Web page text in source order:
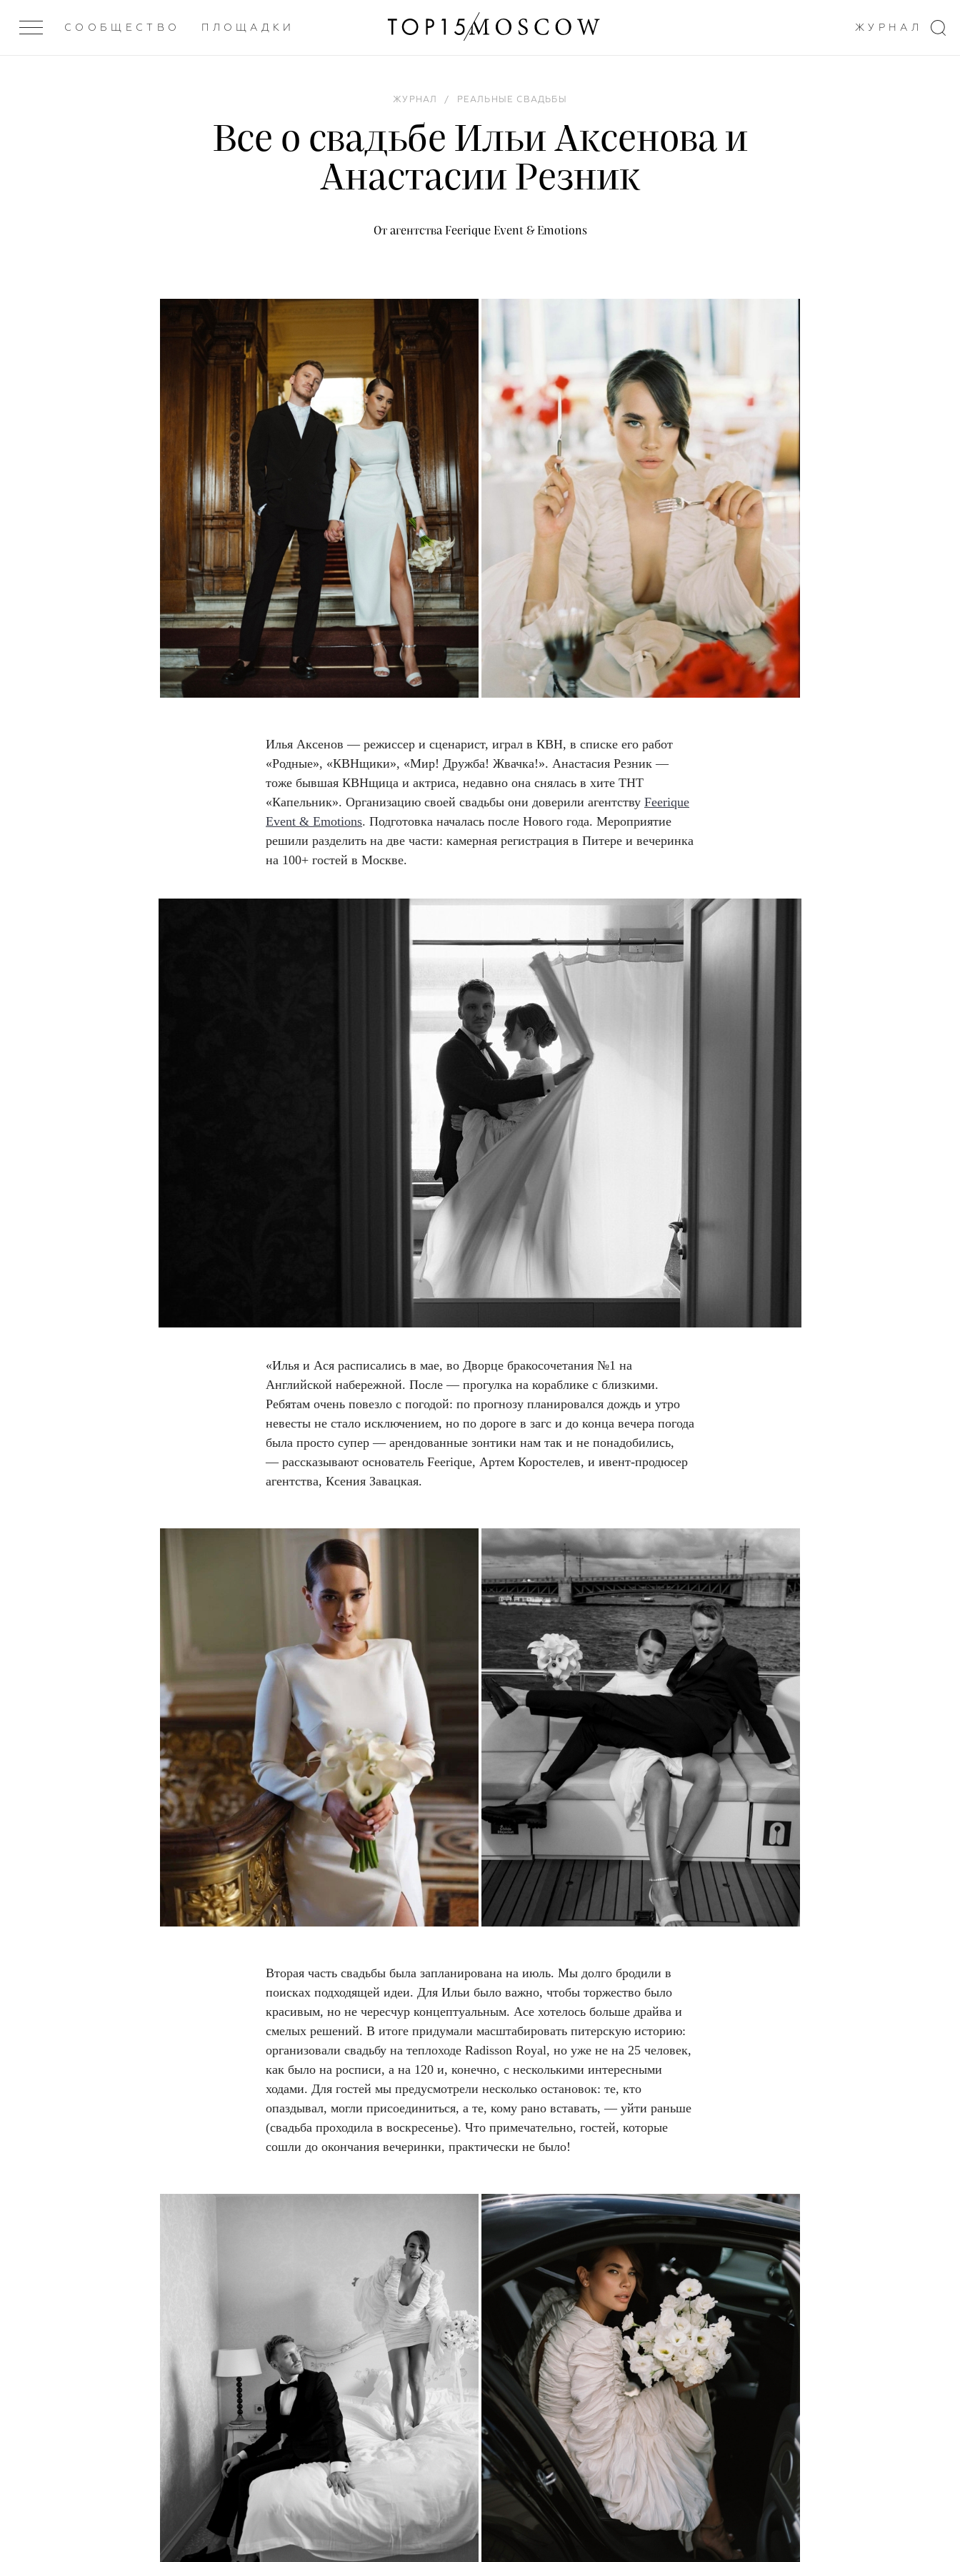
СООБЩЕСТВО ПЛОЩАДКИ ЖУРНАЛ
ЖУРНАЛ / РЕАЛЬНЫЕ СВАДЬБЫ
Все о свадьбе Ильи Аксенова и
Анастасии Резник
От агентства Feerique Event & Emotions
Илья Аксенов — режиссер и сценарист, играл в КВН, в списке его работ
«Родные», «КВНщики», «Мир! Дружба! Жвачка!». Анастасия Резник —
тоже бывшая КВНщица и актриса, недавно она снялась в хите ТНТ
«Капельник». Организацию своей свадьбы они доверили агентству Feerique
Event & Emotions. Подготовка началась после Нового года. Мероприятие
решили разделить на две части: камерная регистрация в Питере и вечеринка
на 100+ гостей в Москве.
«Илья и Ася расписались в мае, во Дворце бракосочетания №1 на
Английской набережной. После — прогулка на кораблике с близкими.
Ребятам очень повезло с погодой: по прогнозу планировался дождь и утро
невесты не стало исключением, но по дороге в загс и до конца вечера погода
была просто супер — арендованные зонтики нам так и не понадобились,
— рассказывают основатель Feerique, Артем Коростелев, и ивент-продюсер
агентства, Ксения Завацкая.
Вторая часть свадьбы была запланирована на июль. Мы долго бродили в
поисках подходящей идеи. Для Ильи было важно, чтобы торжество было
красивым, но не чересчур концептуальным. Асе хотелось больше драйва и
смелых решений. В итоге придумали масштабировать питерскую историю:
организовали свадьбу на теплоходе Radisson Royal, но уже не на 25 человек,
как было на росписи, а на 120 и, конечно, с несколькими интересными
ходами. Для гостей мы предусмотрели несколько остановок: те, кто
опаздывал, могли присоединиться, а те, кому рано вставать, — уйти раньше
(свадьба проходила в воскресенье). Что примечательно, гостей, которые
сошли до окончания вечеринки, практически не было!